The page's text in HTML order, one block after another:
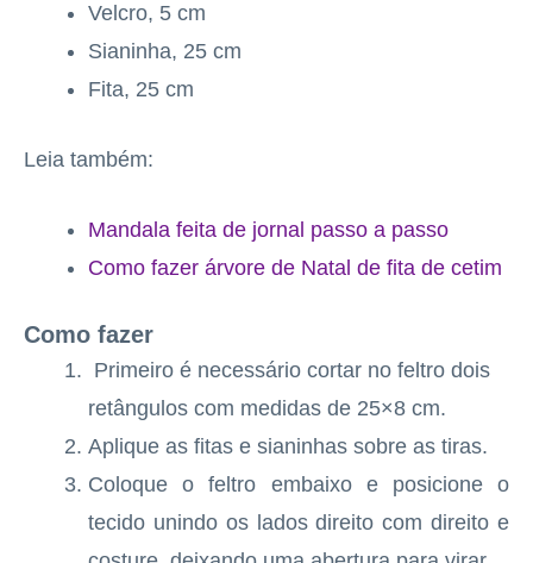
Velcro, 5 cm
Sianinha, 25 cm
Fita, 25 cm
Leia também:
Mandala feita de jornal passo a passo
Como fazer árvore de Natal de fita de cetim
Como fazer
Primeiro é necessário cortar no feltro dois
retângulos com medidas de 25×8 cm.
Aplique as fitas e sianinhas sobre as tiras.
Coloque o feltro embaixo e posicione o
tecido unindo os lados direito com direito e